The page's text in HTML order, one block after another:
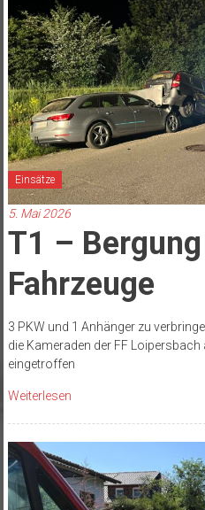
Einsätze
5. Mai 2026
T1 –
Fahrzeuge
3 PKW und 1 Anhänger zu
die Kameraden der FF
eingetroffen
Weiterlesen